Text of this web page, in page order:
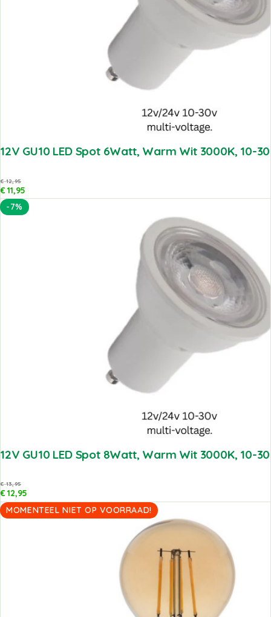
12V GU10 LED Spot 6Watt, Warm Wit 3000K, 10-
€12,95
€11,95
-7%
12V GU10 LED Spot 8Watt, Warm Wit 3000K, 10-
€13,95
€12,95
MOMENTEEL NIET OP VOORRAAD!